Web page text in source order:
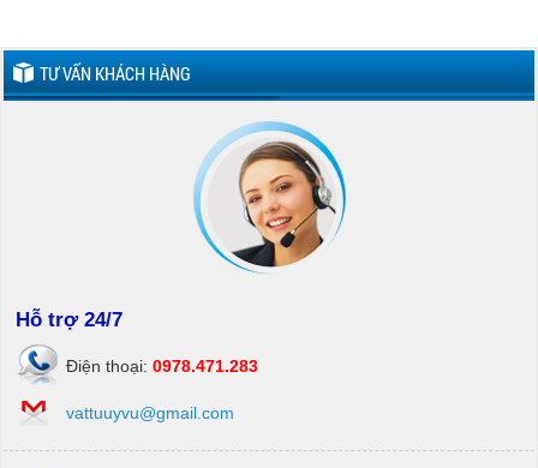
TƯ VẤN KHÁCH HÀNG
Hỗ trợ 24/7
Điện thoại: 0978.471.283
vattuuyvu@gmail.com